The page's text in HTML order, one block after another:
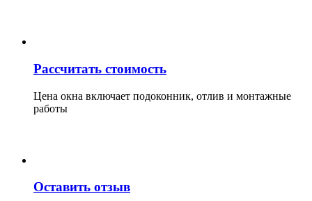
Рассчитать стоимость
Цена окна включает подоконник, отлив и монтажные
работы
Оставить отзыв